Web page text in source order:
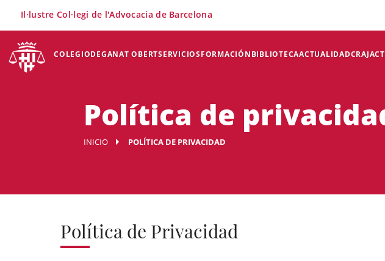
COLEGIODEGANAT OBERTSERVICIOSFORMACIÓNBIBLIOTECAACTUALIDADCRAJ
Il·lustre Col·legi de l'Advocacia de Barcelona
Política de
INICIO POLÍTICA DE PRIVACIDAD
Política de Privacidad